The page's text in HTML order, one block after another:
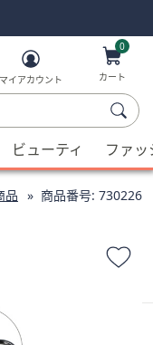
マイアカウント
0
カート
ビューティ ファ
品 商品番号: 730226